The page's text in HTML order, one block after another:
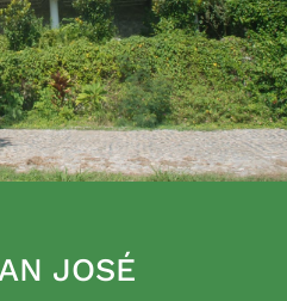
JOSÉ